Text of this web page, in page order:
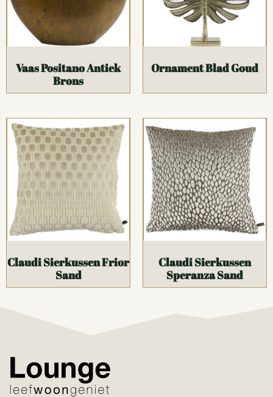
Vaas Positano Antiek
Brons
Ornament Blad Goud
Claudi Sierkussen Frior
Sand
Claudi Sierkussen
Speranza Sand